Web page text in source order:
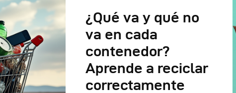
¿Qué va y qué no
va en cada
contenedor?
Aprende a reciclar
correctamente